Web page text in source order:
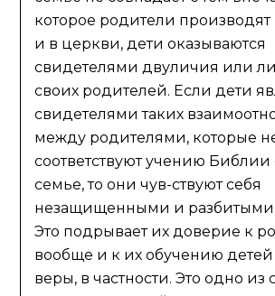
которое родители производят
и в церкви, дети оказываются
свидетелями двуличия или
своих родителей. Если дети
свидетелями таких
между родителями, которые
соответствуют учению Библии
семье, то они чув-ствуют себя
незащищенными и разбитыми
Это подрывает их доверие к
вообще и к их обучению
веры, в частности. Это одно из